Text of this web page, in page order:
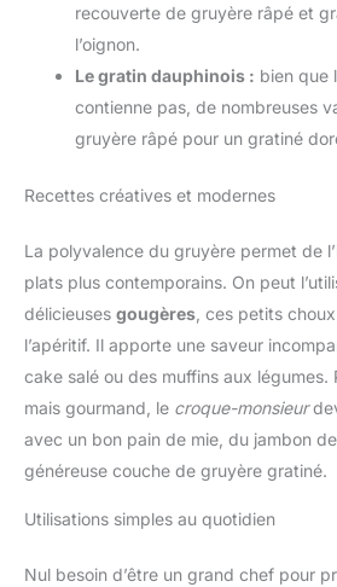
recouverte de gruyère râpé et
l’oignon.
Le gratin dauphinois : bien que
contienne pas, de nombreuses
gruyère râpé pour un gratiné
Recettes créatives et modernes
La polyvalence du gruyère permet de
plats plus contemporains. On peut
délicieuses gougères , ces petits
l’apéritif. Il apporte une saveur
cake salé ou des muffins aux légumes.
mais gourmand, le croque-monsieur
avec un bon pain de mie, du jambon
généreuse couche de gruyère gratiné.
Utilisations simples au quotidien
Nul besoin d’être un grand chef pour